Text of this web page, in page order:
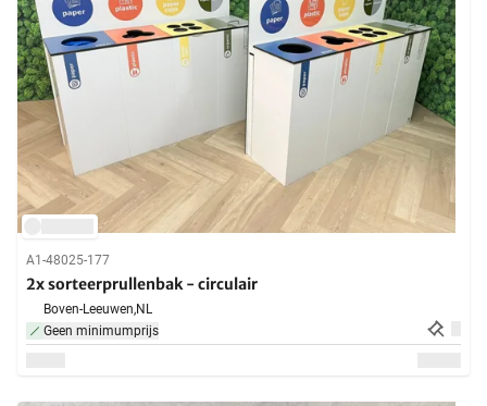
A1-48025-177
2x sorteerprullenbak - circulair
Boven-Leeuwen,NL
Geen minimumprijs